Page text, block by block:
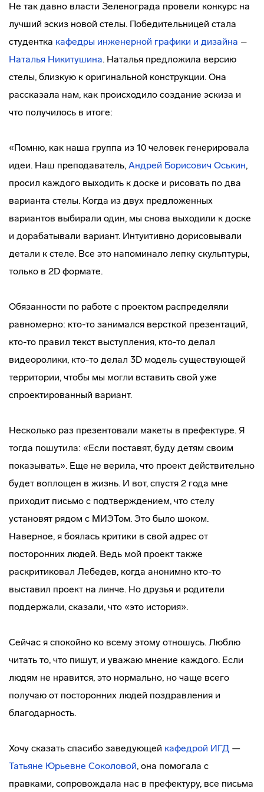
Не так давно власти Зеленограда провели конкурс на
лучший эскиз новой стелы. Победительницей стала
студентка кафедры инженерной графики и дизайна –
Наталья Никитушина. Наталья предложила версию
стелы, близкую к оригинальной конструкции. Она
рассказала нам, как происходило создание эскиза и
что получилось в итоге:
«Помню, как наша группа из 10 человек генерировала
идеи. Наш преподаватель, Андрей Борисович Оськин,
просил каждого выходить к доске и рисовать по два
варианта стелы. Когда из двух предложенных
вариантов выбирали один, мы снова выходили к доске
и дорабатывали вариант. Интуитивно дорисовывали
детали к стеле. Все это напоминало лепку скульптуры,
только в 2D формате.
Обязанности по работе с проектом распределяли
равномерно: кто-то занимался версткой презентаций,
кто-то правил текст выступления, кто-то делал
видеоролики, кто-то делал 3D модель существующей
территории, чтобы мы могли вставить свой уже
спроектированный вариант.
Несколько раз презентовали макеты в префектуре. Я
тогда пошутила: «Если поставят, буду детям своим
показывать». Еще не верила, что проект действительно
будет воплощен в жизнь. И вот, спустя 2 года мне
приходит письмо с подтверждением, что стелу
установят рядом с МИЭТом. Это было шоком.
Наверное, я боялась критики в свой адрес от
посторонних людей. Ведь мой проект также
раскритиковал Лебедев, когда анонимно кто-то
выставил проект на линче. Но друзья и родители
поддержали, сказали, что «это история».
Сейчас я спокойно ко всему этому отношусь. Люблю
читать то, что пишут, и уважаю мнение каждого. Если
людям не нравится, это нормально, но чаще всего
получаю от посторонних людей поздравления и
благодарность.
Хочу сказать спасибо заведующей кафедрой ИГД —
Татьяне Юрьевне Соколовой, она помогала с
правками, сопровождала нас в префектуру, все письма